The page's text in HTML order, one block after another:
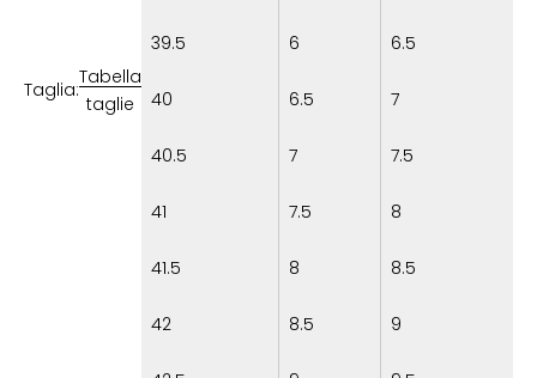
Taglia:
Tabella
taglie
39.5 6 6.5
40 6.5 7
40.5 7 7.5
41 7.5 8
41.5 8 8.5
42 8.5 9